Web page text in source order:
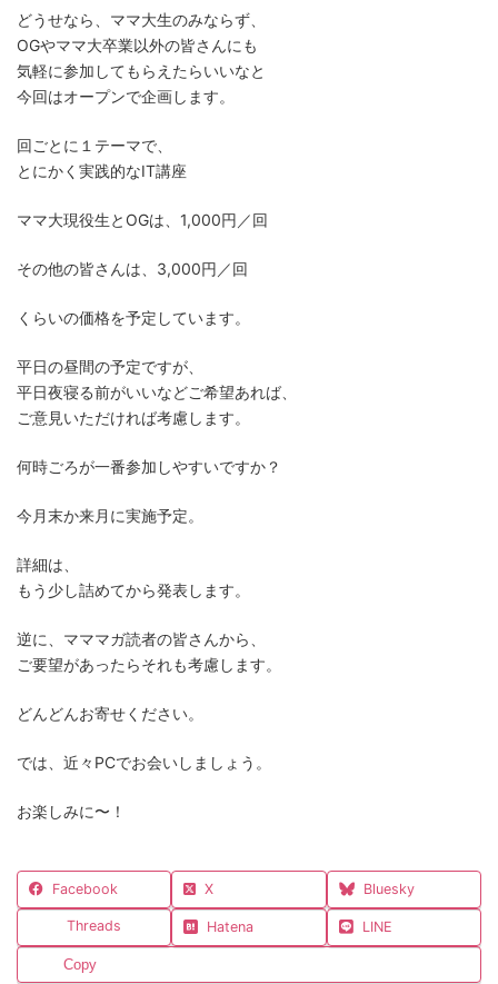
どうせなら、ママ大生のみならず、
OGやママ大卒業以外の皆さんにも
気軽に参加してもらえたらいいなと
今回はオープンで企画します。
回ごとに１テーマで、
とにかく実践的なIT講座
ママ大現役生とOGは、1,000円／回
その他の皆さんは、3,000円／回
くらいの価格を予定しています。
平日の昼間の予定ですが、
平日夜寝る前がいいなどご希望あれば、
ご意見いただければ考慮します。
何時ごろが一番参加しやすいですか？
今月末か来月に実施予定。
詳細は、
もう少し詰めてから発表します。
逆に、マママガ読者の皆さんから、
ご要望があったらそれも考慮します。
どんどんお寄せください。
では、近々PCでお会いしましょう。
お楽しみに〜！
Facebook X Bluesky
Threads Hatena LINE
Copy